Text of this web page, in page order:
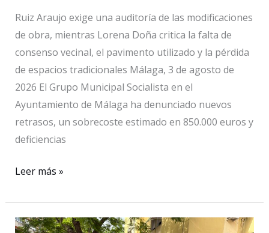
Ruiz Araujo exige una auditoría de las modificaciones
de obra, mientras Lorena Doña critica la falta de
consenso vecinal, el pavimento utilizado y la pérdida
de espacios tradicionales Málaga, 3 de agosto de
2026 El Grupo Municipal Socialista en el
Ayuntamiento de Málaga ha denunciado nuevos
retrasos, un sobrecoste estimado en 850.000 euros y
deficiencias
El
denuncia
un
Leer más »